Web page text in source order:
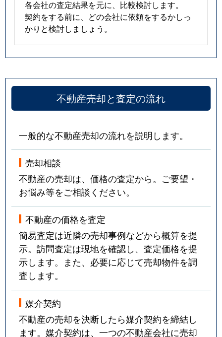
各会社の査定結果を元に、比較検討します。
契約をする前に、どの会社に依頼をするかしっ
かりと検討しましょう。
不動産売却と査定の流れ
一般的な不動産売却の流れを説明します。
売却相談
不動産の売却は、価格の査定から。ご要望・
お悩み等をご相談ください。
不動産の価格を査定
簡易査定は近隣の売却事例などから概算を提
示。訪問査定は現地を確認し、査定価格を提
示します。また、必要に応じて売却物件を調
査します。
媒介契約
不動産の売却を決断したら媒介契約を締結し
ます。媒介契約は、一つの不動産会社に売却